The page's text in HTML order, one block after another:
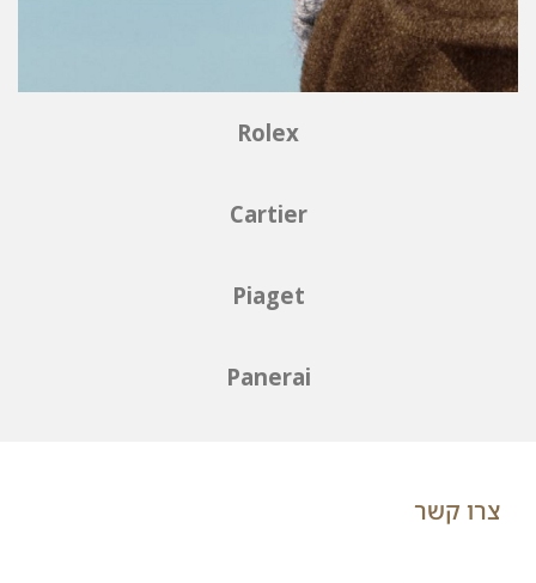
Rolex
Cartier
Piaget
Panerai
צרו קשר